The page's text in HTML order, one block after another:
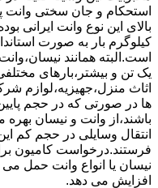
استحکام و جان سختی وانت
کیلوگرم بار به صورت
است.البته همانند
یک تن و بیشتر،بارهای
اثاث منزل،جهیزیه،لوازم
ها در صورتی که در حجم
باشند،از وانت و نیسان
انتقال وسایلی در حجم کم
فرستند.درخواست کامیون
نیسان یا انواع وانت حمل
افزایش می دهد.